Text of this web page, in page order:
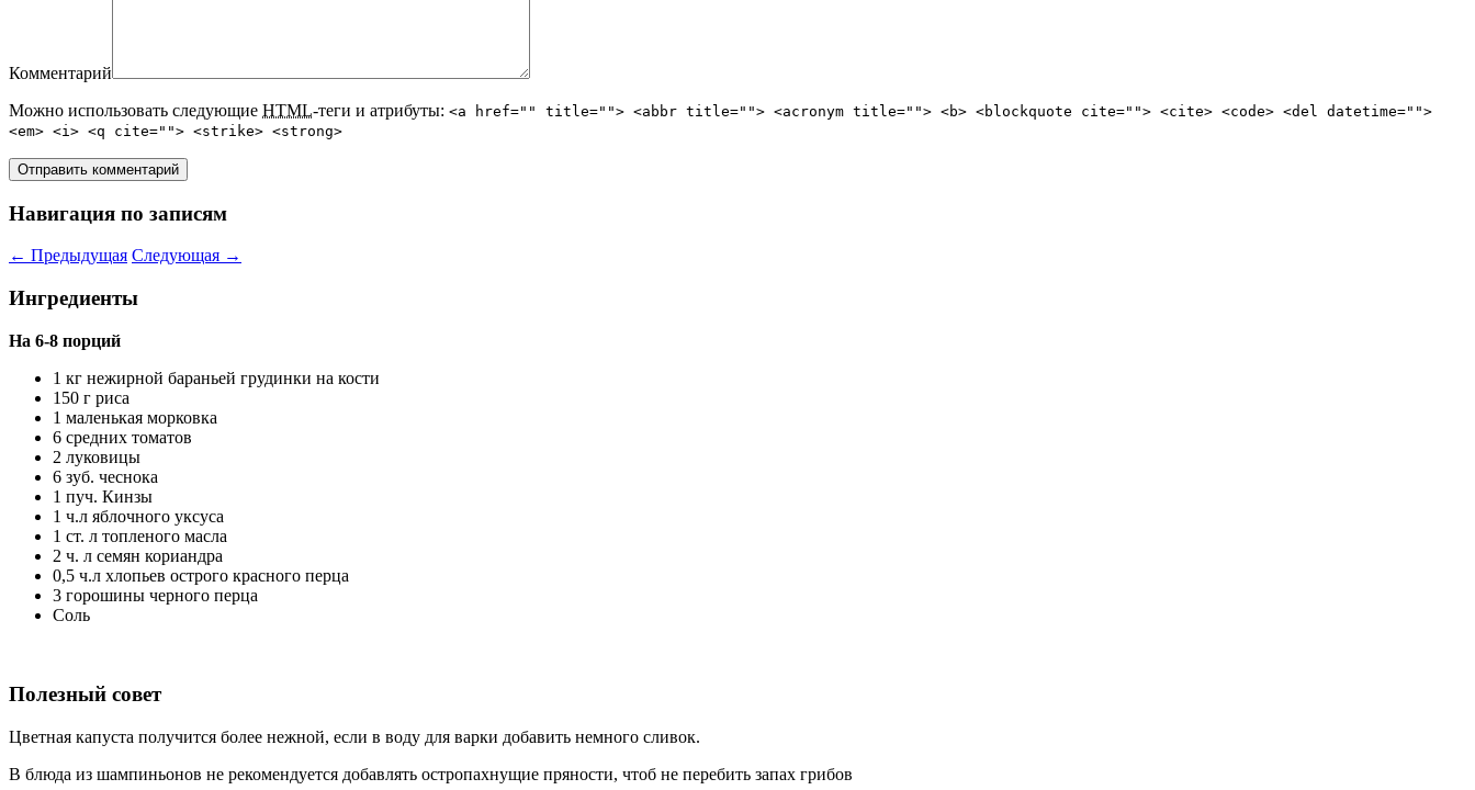
Комментарий
Можно использовать следующие HTML-теги и атрибуты: <a href="" title=""> <abbr title=""> <acronym title=""> <b> <blockquote cite=""> <cite> <code> <del datetime="">
<em> <i> <q cite=""> <strike> <strong>
Навигация по записям
← Предыдущая Следующая →
Ингредиенты
На 6-8 порций
1 кг нежирной бараньей грудинки на кости
150 г риса
1 маленькая морковка
6 средних томатов
2 луковицы
6 зуб. чеснока
1 пуч. Кинзы
1 ч.л яблочного уксуса
1 ст. л топленого масла
2 ч. л семян кориандра
0,5 ч.л хлопьев острого красного перца
3 горошины черного перца
Соль
Полезный совет
Цветная капуста получится более нежной, если в воду для варки добавить немного сливок.
В блюда из шампиньонов не рекомендуется добавлять остропахнущие пряности, чтоб не перебить запах грибов